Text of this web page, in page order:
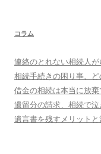
コラム
連絡のとれない相続人
相続手続きの困り事、
借金の相続は本当に放
遺留分の請求、相続で
遺言書を残すメリットと